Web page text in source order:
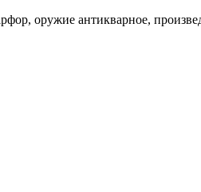
оружие антикварное,